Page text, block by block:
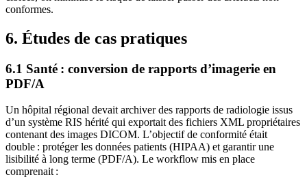
conformes.
6. Études de cas pratiques
6.1 Santé : conversion de rapports d’imagerie en
PDF/A
Un hôpital régional devait archiver des rapports de radiologie issus
d’un système RIS hérité qui exportait des fichiers XML propriétaires
contenant des images DICOM. L’objectif de conformité était
double : protéger les données patients (HIPAA) et garantir une
lisibilité à long terme (PDF/A). Le workflow mis en place
comprenait :